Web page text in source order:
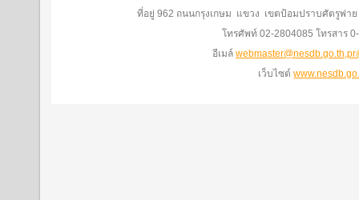
ที่อยู่ 962 ถนนกรุงเกษม แขวง เขตป้อมปราบศัตรูพ่า
โทรศัพท์ 02-2804085 โทรสาร
อีเมล์
เว็บไซต์